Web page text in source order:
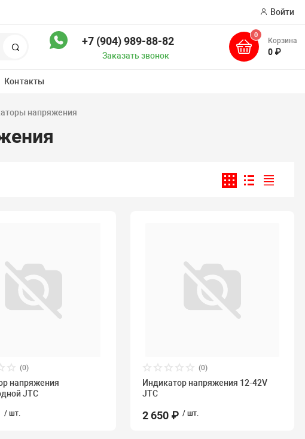
Войти
Поиск +7 (904) 989-88-82
Заказать звонок
0
Корзина
0 ₽
Контакты
напряжения
(0)
напряжения
JTC
/ шт.
(0)
Индикатор напряжения 12-42V
JTC
2 650 ₽ / шт.